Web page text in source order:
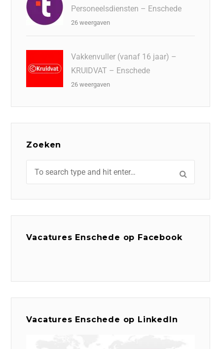
Personeelsdiensten – Enschede
26 weergaven
Vakkenvuller (vanaf 16 jaar) –
KRUIDVAT – Enschede
26 weergaven
Zoeken
Vacatures Enschede op Facebook
Vacatures Enschede op LinkedIn